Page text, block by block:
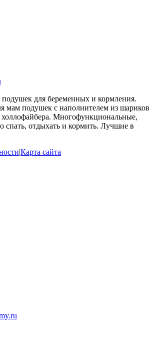
подушек для беременных и кормления.
мам подушек с наполнителем из шариков
холлофайбера. Многофункциональные,
спать, отдыхать и кормить. Лучшие в
|Карта сайта